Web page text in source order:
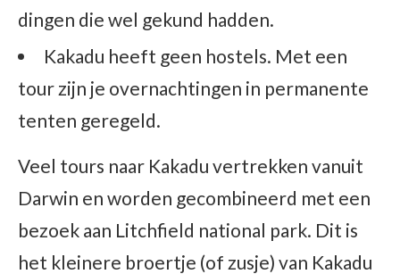
dingen die wel gekund hadden.
Kakadu heeft geen hostels. Met een
tour zijn je overnachtingen in permanente
tenten geregeld.
Veel tours naar Kakadu vertrekken vanuit
Darwin en worden gecombineerd met een
bezoek aan Litchfield national park. Dit is
het kleinere broertje (of zusje) van Kakadu